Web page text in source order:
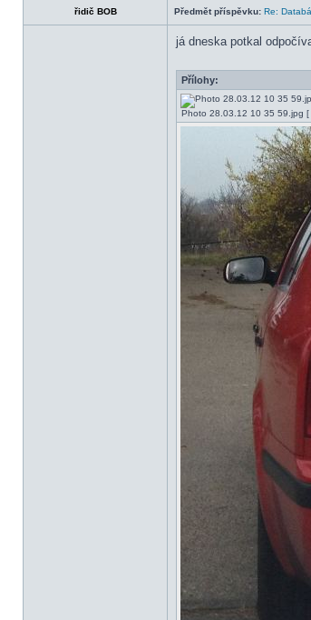
řidič BOB Předmět příspěvku: Re:
já dneska potkal
Přílohy:
Photo 28.03.12 10 35 59.jpg